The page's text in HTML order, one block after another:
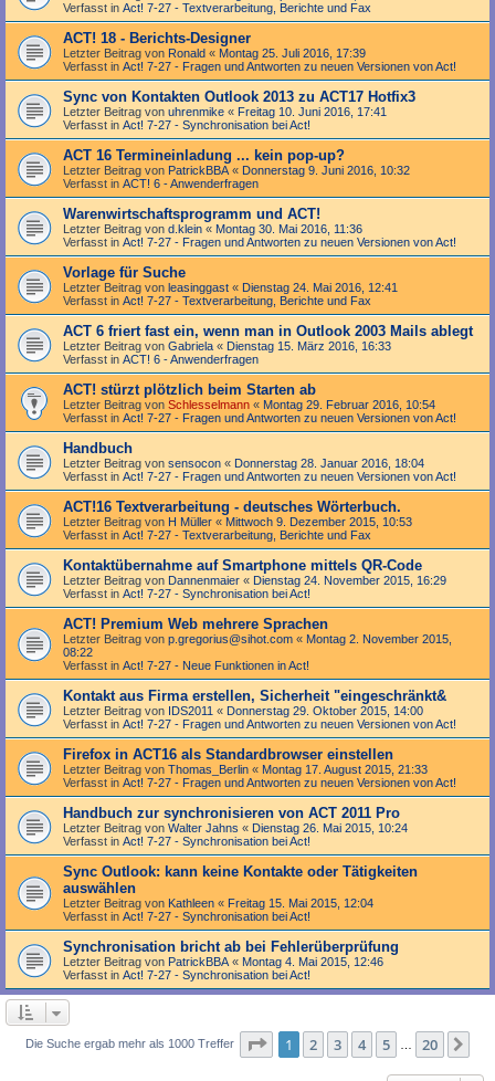
Verfasst in Act! 7-27 - Text­­ver­arbei­tung, Berichte und Fax
ACT! 18 - Berichts-Designer
Letzter Beitrag von Ronald « Montag 25. Juli 2016, 17:39
Verfasst in Act! 7-27 - Fragen und Antworten zu neuen Versionen von Act!
Sync von Kontakten Outlook 2013 zu ACT17 Hotfix3
Letzter Beitrag von uhrenmike « Freitag 10. Juni 2016, 17:41
Verfasst in Act! 7-27 - Synchronisation bei Act!
ACT 16 Termineinladung ... kein pop-up?
Letzter Beitrag von PatrickBBA « Donnerstag 9. Juni 2016, 10:32
Verfasst in ACT! 6 - Anwender­fragen
Warenwirtschaftsprogramm und ACT!
Letzter Beitrag von d.klein « Montag 30. Mai 2016, 11:36
Verfasst in Act! 7-27 - Fragen und Antworten zu neuen Versionen von Act!
Vorlage für Suche
Letzter Beitrag von leasinggast « Dienstag 24. Mai 2016, 12:41
Verfasst in Act! 7-27 - Text­­ver­arbei­tung, Berichte und Fax
ACT 6 friert fast ein, wenn man in Outlook 2003 Mails ablegt
Letzter Beitrag von Gabriela « Dienstag 15. März 2016, 16:33
Verfasst in ACT! 6 - Anwender­fragen
ACT! stürzt plötzlich beim Starten ab
Letzter Beitrag von Schlesselmann « Montag 29. Februar 2016, 10:54
Verfasst in Act! 7-27 - Fragen und Antworten zu neuen Versionen von Act!
Handbuch
Letzter Beitrag von sensocon « Donnerstag 28. Januar 2016, 18:04
Verfasst in Act! 7-27 - Fragen und Antworten zu neuen Versionen von Act!
ACT!16 Textverarbeitung - deutsches Wörterbuch.
Letzter Beitrag von H Müller « Mittwoch 9. Dezember 2015, 10:53
Verfasst in Act! 7-27 - Text­­ver­arbei­tung, Berichte und Fax
Kontaktübernahme auf Smartphone mittels QR-Code
Letzter Beitrag von Dannenmaier « Dienstag 24. November 2015, 16:29
Verfasst in Act! 7-27 - Synchronisation bei Act!
ACT! Premium Web mehrere Sprachen
Letzter Beitrag von p.gregorius@sihot.com « Montag 2. November 2015,
08:22
Verfasst in Act! 7-27 - Neue Funktionen in Act!
Kontakt aus Firma erstellen, Sicherheit "eingeschränkt&
Letzter Beitrag von IDS2011 « Donnerstag 29. Oktober 2015, 14:00
Verfasst in Act! 7-27 - Fragen und Antworten zu neuen Versionen von Act!
Firefox in ACT16 als Standardbrowser einstellen
Letzter Beitrag von Thomas_Berlin « Montag 17. August 2015, 21:33
Verfasst in Act! 7-27 - Fragen und Antworten zu neuen Versionen von Act!
Handbuch zur synchronisieren von ACT 2011 Pro
Letzter Beitrag von Walter Jahns « Dienstag 26. Mai 2015, 10:24
Verfasst in Act! 7-27 - Synchronisation bei Act!
Sync Outlook: kann keine Kontakte oder Tätigkeiten
auswählen
Letzter Beitrag von Kathleen « Freitag 15. Mai 2015, 12:04
Verfasst in Act! 7-27 - Synchronisation bei Act!
Synchronisation bricht ab bei Fehlerüberprüfung
Letzter Beitrag von PatrickBBA « Montag 4. Mai 2015, 12:46
Verfasst in Act! 7-27 - Synchronisation bei Act!
Die Suche ergab mehr als 1000 Treffer Seite 1von 20
1 2 3 4 5 20